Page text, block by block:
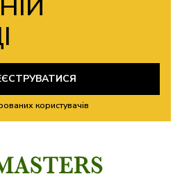
користувачів